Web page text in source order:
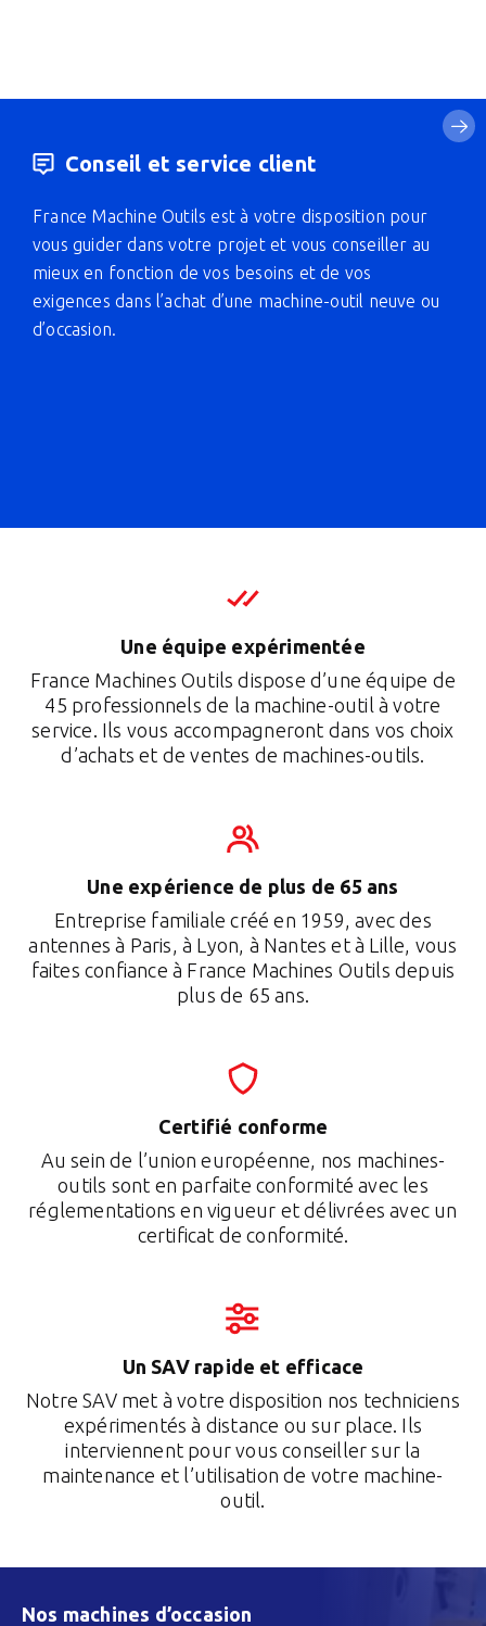
Conseil et service client
France Machine Outils est à votre disposition pour
vous guider dans votre projet et vous conseiller au
mieux en fonction de vos besoins et de vos
exigences dans l’achat d’une machine-outil neuve ou
d’occasion.
Une équipe expérimentée
France Machines Outils dispose d’une équipe de
45 professionnels de la machine-outil à votre
service. Ils vous accompagneront dans vos choix
d’achats et de ventes de machines-outils.
Une expérience de plus de 65 ans
Entreprise familiale créé en 1959, avec des
antennes à Paris, à Lyon, à Nantes et à Lille, vous
faites confiance à France Machines Outils depuis
plus de 65 ans.
Certifié conforme
Au sein de l’union européenne, nos machines-
outils sont en parfaite conformité avec les
réglementations en vigueur et délivrées avec un
certificat de conformité.
Un SAV rapide et efficace
Notre SAV met à votre disposition nos techniciens
expérimentés à distance ou sur place. Ils
interviennent pour vous conseiller sur la
maintenance et l’utilisation de votre machine-
outil.
Nos machines d’occasion